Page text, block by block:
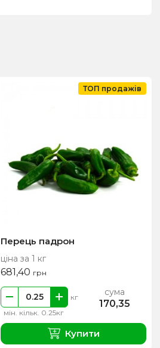
Перець падрон
ціна за 1 кг
681,40 грн
мін. кільк. 0.25кг
кг сума
170,35
Купити
ТОП продажів